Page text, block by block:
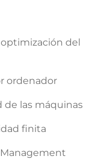
optimización del
ordenador
de las máquinas
finita